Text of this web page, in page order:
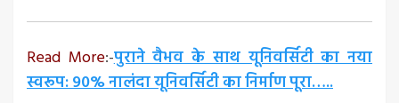
Read More:-पुराने वैभव के साथ यूनिवर्सिटी का नया
स्वरूप: 90% नालंदा यूनिवर्सिटी का निर्माण पूरा…..